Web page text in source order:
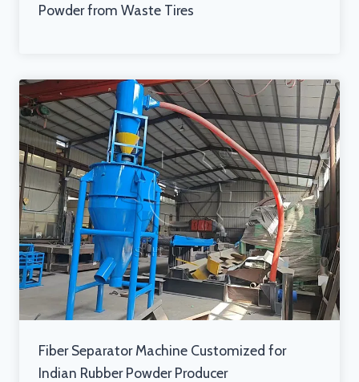
Powder from Waste Tires
Fiber Separator Machine Customized for
Indian Rubber Powder Producer